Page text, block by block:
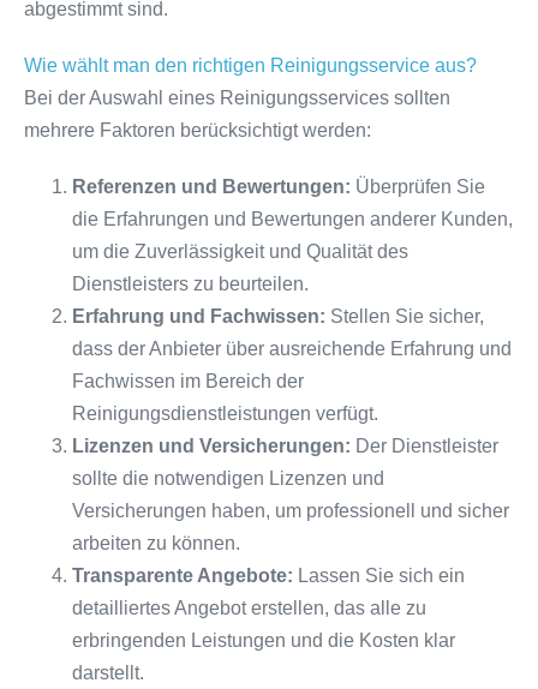
abgestimmt sind.
Wie wählt man den richtigen Reinigungsservice aus?
Bei der Auswahl eines Reinigungsservices sollten
mehrere Faktoren berücksichtigt werden:
Referenzen und Bewertungen: Überprüfen Sie
die Erfahrungen und Bewertungen anderer Kunden,
um die Zuverlässigkeit und Qualität des
Dienstleisters zu beurteilen.
Erfahrung und Fachwissen: Stellen Sie sicher,
dass der Anbieter über ausreichende Erfahrung und
Fachwissen im Bereich der
Reinigungsdienstleistungen verfügt.
Lizenzen und Versicherungen: Der Dienstleister
sollte die notwendigen Lizenzen und
Versicherungen haben, um professionell und sicher
arbeiten zu können.
Transparente Angebote: Lassen Sie sich ein
detailliertes Angebot erstellen, das alle zu
erbringenden Leistungen und die Kosten klar
darstellt.